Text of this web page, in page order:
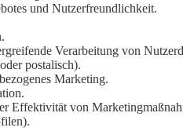
und Nutzerfreundlichkeit.
Verarbeitung von
postalisch).
Marketing.
Effektivität von